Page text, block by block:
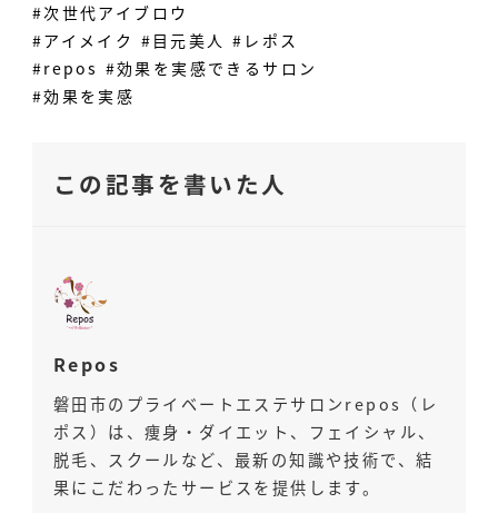
#次世代アイブロウ
#アイメイク #目元美人 #レポス
#repos #効果を実感できるサロン
#効果を実感
この記事を書いた人
Repos
磐田市のプライベートエステサロンrepos（レ
ポス）は、痩身・ダイエット、フェイシャル、
脱毛、スクールなど、最新の知識や技術で、結
果にこだわったサービスを提供します。